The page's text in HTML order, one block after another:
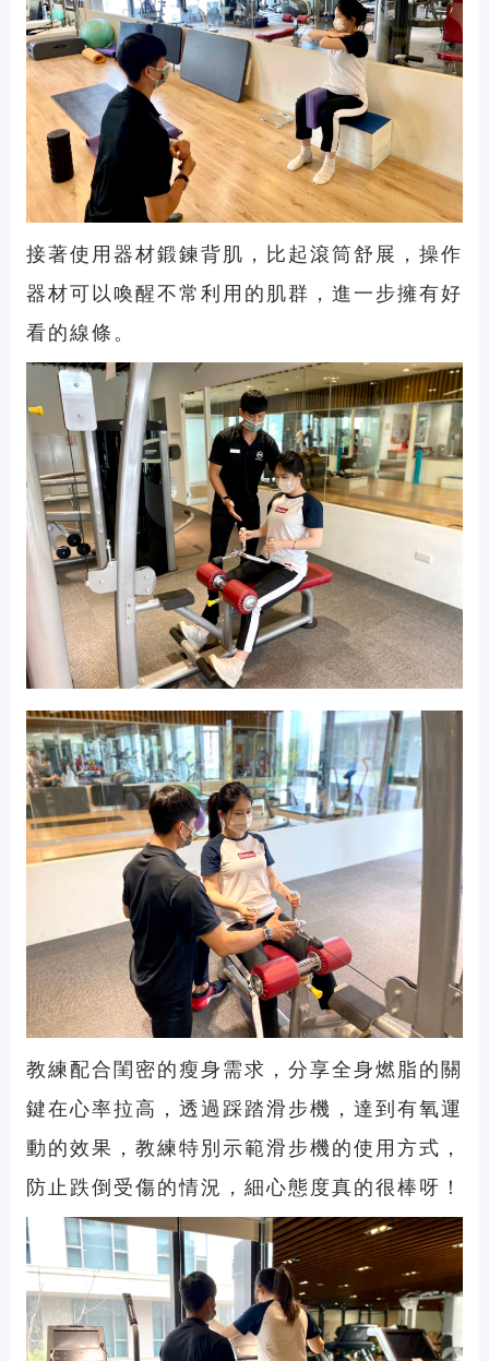
接著使用器材鍛鍊背肌，比起滾筒舒展，操作
器材可以喚醒不常利用的肌群，進一步擁有好
看的線條。
教練配合閨密的瘦身需求，分享全身燃脂的關
鍵在心率拉高，透過踩踏滑步機，達到有氧運
動的效果，教練特別示範滑步機的使用方式，
防止跌倒受傷的情況，細心態度真的很棒呀！